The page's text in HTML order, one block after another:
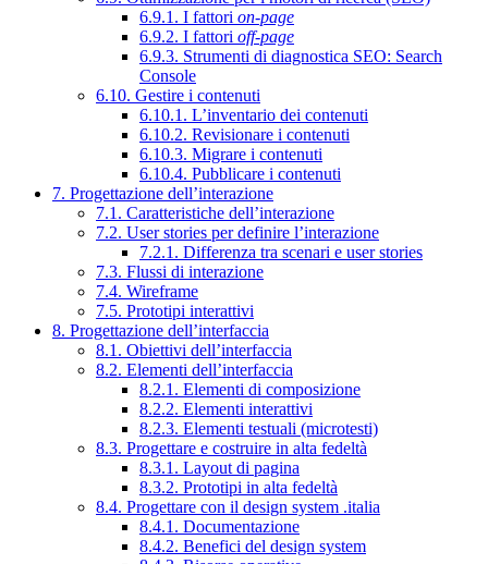
6.9.1. I fattori on-page
6.9.2. I fattori off-page
6.9.3. Strumenti di diagnostica SEO: Search
Console
6.10. Gestire i contenuti
6.10.1. L’inventario dei contenuti
6.10.2. Revisionare i contenuti
6.10.3. Migrare i contenuti
6.10.4. Pubblicare i contenuti
7. Progettazione dell’interazione
7.1. Caratteristiche dell’interazione
7.2. User stories per definire l’interazione
7.2.1. Differenza tra scenari e user stories
7.3. Flussi di interazione
7.4. Wireframe
7.5. Prototipi interattivi
8. Progettazione dell’interfaccia
8.1. Obiettivi dell’interfaccia
8.2. Elementi dell’interfaccia
8.2.1. Elementi di composizione
8.2.2. Elementi interattivi
8.2.3. Elementi testuali (microtesti)
8.3. Progettare e costruire in alta fedeltà
8.3.1. Layout di pagina
8.3.2. Prototipi in alta fedeltà
8.4. Progettare con il design system .italia
8.4.1. Documentazione
8.4.2. Benefici del design system